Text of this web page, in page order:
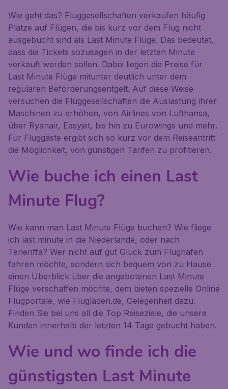
Wie geht das? Fluggesellschaften verkaufen häufig
Plätze auf Flügen, die bis kurz vor dem Flug nicht
ausgebucht sind als Last Minute Flüge. Das bedeutet,
dass die Tickets sozusagen in der letzten Minute
verkauft werden sollen. Dabei liegen die Preise für
Last Minute Flüge mitunter deutlich unter dem
regulären Beförderungsentgelt. Auf diese Weise
versuchen die Fluggesellschaften die Auslastung ihrer
Maschinen zu erhöhen, von Airlines von Lufthansa,
über Ryanair, Easyjet, bis hin zu Eurowings und mehr.
Für Fluggäste ergibt sich so kurz vor dem Reiseantritt
die Möglichkeit, von günstigen Tarifen zu profitieren.
Wie buche ich einen Last
Minute Flug?
Wie kann man Last Minute Flüge buchen? Wie fliege
ich last minute in die Niederlande, oder nach
Teneriffa? Wer nicht auf gut Glück zum Flughafen
fahren möchte, sondern sich bequem von zu Hause
einen Überblick über die angebotenen Last Minute
Flüge verschaffen möchte, dem bieten spezielle Online
Flugportale, wie Flugladen.de, Gelegenheit dazu.
Finden Sie bei uns all die Top Reiseziele, die unsere
Kunden innerhalb der letzten 14 Tage gebucht haben.
Wie und wo finde ich die
günstigsten Last Minute